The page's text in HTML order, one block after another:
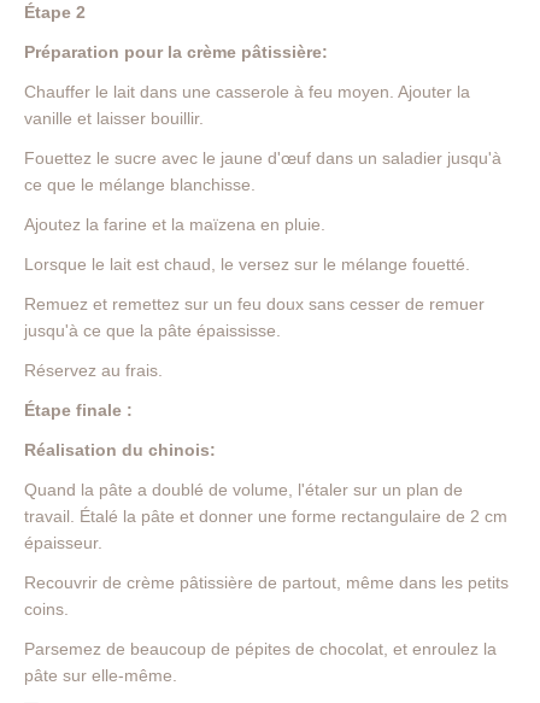
Étape 2
Préparation pour la crème pâtissière:
Chauffer le lait dans une casserole à feu moyen. Ajouter la
vanille et laisser bouillir.
Fouettez le sucre avec le jaune d'œuf dans un saladier jusqu'à
ce que le mélange blanchisse.
Ajoutez la farine et la maïzena en pluie.
Lorsque le lait est chaud, le versez sur le mélange fouetté.
Remuez et remettez sur un feu doux sans cesser de remuer
jusqu'à ce que la pâte épaississe.
Réservez au frais.
Étape finale :
Réalisation du chinois:
Quand la pâte a doublé de volume, l'étaler sur un plan de
travail. Étalé la pâte et donner une forme rectangulaire de 2 cm
épaisseur.
Recouvrir de crème pâtissière de partout, même dans les petits
coins.
Parsemez de beaucoup de pépites de chocolat, et enroulez la
pâte sur elle-même.